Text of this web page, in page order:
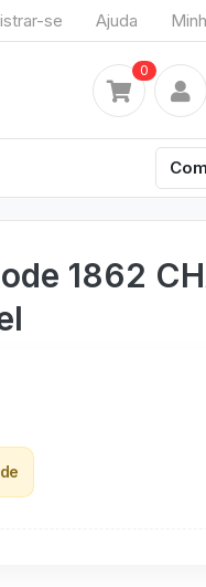
se Ajuda
0
1862